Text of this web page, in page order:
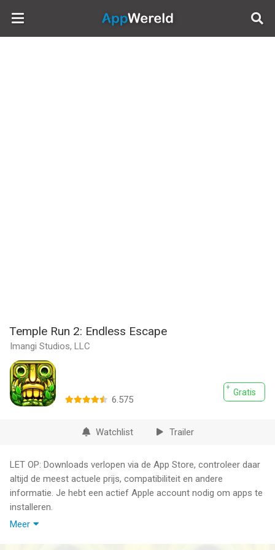
AppWereld
Temple Run 2: Endless Escape
Imangi Studios, LLC
Gratis
6.575
Watchlist Trailer
LET OP: Downloads verlopen via de App Store, controleer daar
altijd de meest actuele prijs, compatibiliteit en andere
informatie. Je hebt een actief Apple account nodig om apps te
installeren.
Meer